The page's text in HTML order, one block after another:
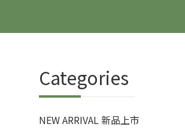
Categories
NEW ARRIVAL 新品上市